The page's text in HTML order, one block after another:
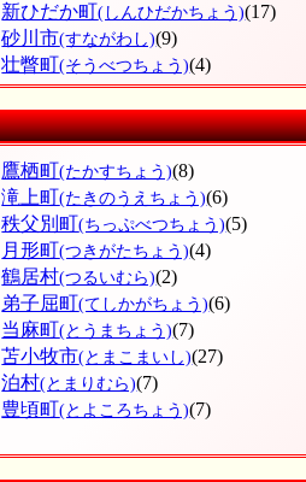
新ひだか町(しんひだかちょう)(17)
砂川市(すながわし)(9)
壮瞥町(そうべつちょう)(4)
鷹栖町(たかすちょう)(8)
滝上町(たきのうえちょう)(6)
秩父別町(ちっぷべつちょう)(5)
月形町(つきがたちょう)(4)
鶴居村(つるいむら)(2)
弟子屈町(てしかがちょう)(6)
当麻町(とうまちょう)(7)
苫小牧市(とまこまいし)(27)
泊村(とまりむら)(7)
豊頃町(とよころちょう)(7)